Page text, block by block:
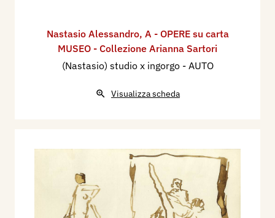
Nastasio Alessandro, A - OPERE su carta
MUSEO - Collezione Arianna Sartori
(Nastasio) studio x ingorgo - AUTO
Visualizza scheda